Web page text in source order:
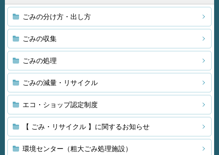
ごみの分け方・出し方
ごみの収集
ごみの処理
ごみの減量・リサイクル
エコ・ショップ認定制度
【 ごみ・リサイクル 】に関するお知らせ
環境センター（粗大ごみ処理施設）